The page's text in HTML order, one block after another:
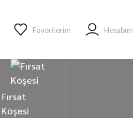
Favorilerim Hesabım
Fırsat
Köşesi